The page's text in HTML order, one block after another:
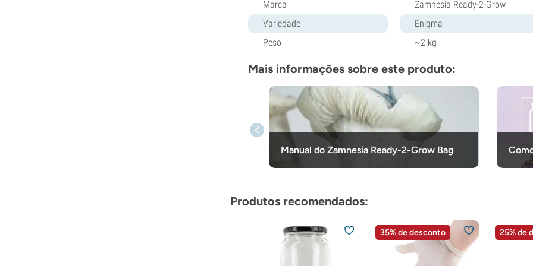
Marca
Zamnesia Ready-2-Grow
Variedade
Enigma
Peso
~2 kg
Mais informações sobre este produto:
Manual do Zamnesia Ready-2-Grow Bag
Produtos recomendados:
35% de desconto 25% de